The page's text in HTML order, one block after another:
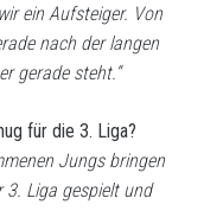
ein Aufsteiger. Von
nach der langen
gerade steht.“
für die 3. Liga?
Jungs bringen
3. Liga gespielt und